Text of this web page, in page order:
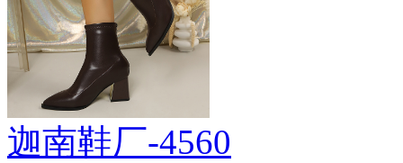
迦南鞋厂-4560